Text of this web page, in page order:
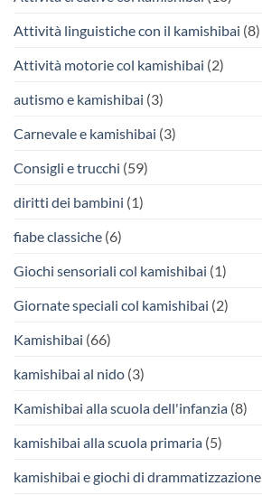
Attività linguistiche con il kamishibai (8)
Attività motorie col kamishibai (2)
autismo e kamishibai (3)
Carnevale e kamishibai (3)
Consigli e trucchi (59)
diritti dei bambini (1)
fiabe classiche (6)
Giochi sensoriali col kamishibai (1)
Giornate speciali col kamishibai (2)
Kamishibai (66)
kamishibai al nido (3)
Kamishibai alla scuola dell'infanzia (8)
kamishibai alla scuola primaria (5)
kamishibai e giochi di drammatizzazione